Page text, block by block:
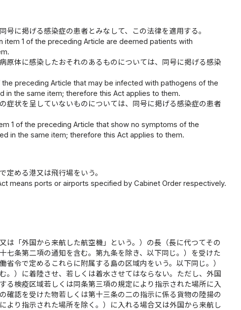
に掲げる感染症の患者とみなして、この法律を適用する。
1 of the preceding Article are deemed patients with
原体に感染したおそれのあるものについては、同号に掲げる感染
preceding Article that may be infected with pathogens of the
the same item; therefore this Act applies to them.
症状を呈していないものについては、同号に掲げる感染症の患者
1 of the preceding Article that show no symptoms of the
in the same item; therefore this Act applies to them.
める港又は飛行場をいう。
means ports or airports specified by Cabinet Order respectively.
「外国から来航した航空機」という。）の長（長に代つてその
条第二項の通知を含む。第九条を除き、以下同じ。）を受けた
令で定めるこれらに附属する島の区域内をいう。以下同じ。）
）に着陸させ、若しくは着水させてはならない。ただし、外国
る検疫区域若しくは同条第三項の規定により指示された場所に入
認を受けた物若しくは第十三条の二の指示に係る貨物の陸揚の
より指示された場所を除く。）に入れる場合又は外国から来航し